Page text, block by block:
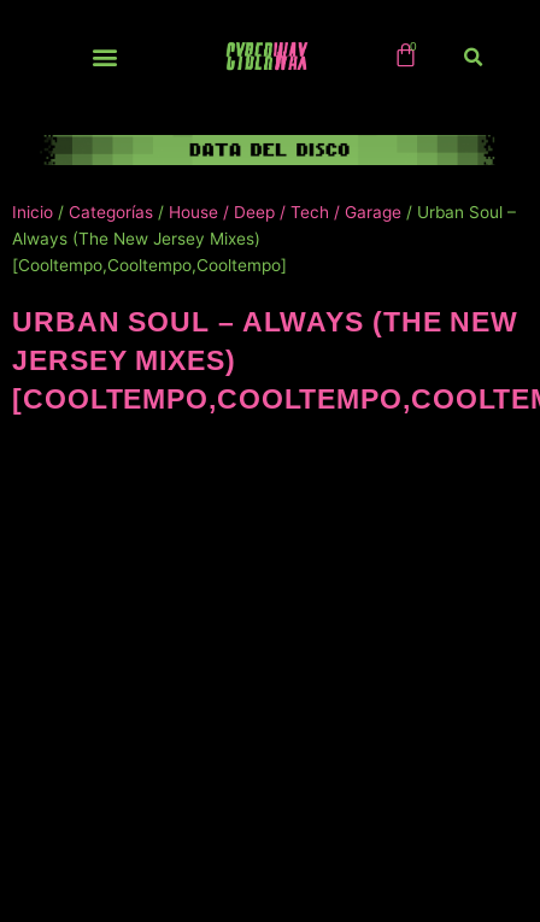
Inicio / Categorías / House / Deep / Tech / Garage / Urban Soul –
Always (The New Jersey Mixes)
[Cooltempo,Cooltempo,Cooltempo]
URBAN SOUL – ALWAYS (THE NEW
JERSEY MIXES)